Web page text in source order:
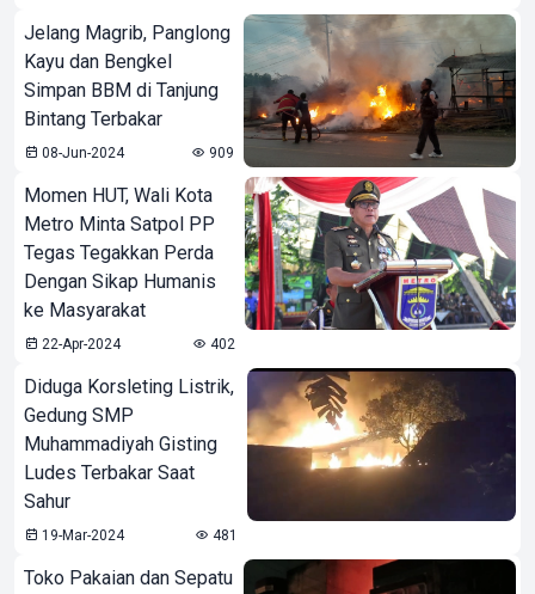
Jelang Magrib, Panglong
Kayu dan Bengkel
Simpan BBM di Tanjung
Bintang Terbakar
08-Jun-2024 909
Momen HUT, Wali Kota
Metro Minta Satpol PP
Tegas Tegakkan Perda
Dengan Sikap Humanis
ke Masyarakat
22-Apr-2024 402
Diduga Korsleting Listrik,
Gedung SMP
Muhammadiyah Gisting
Ludes Terbakar Saat
Sahur
19-Mar-2024 481
Toko Pakaian dan Sepatu